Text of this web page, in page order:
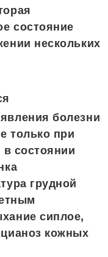
состояние
нескольких
болезни
только при
в состоянии
грудной
сиплое,
кожных